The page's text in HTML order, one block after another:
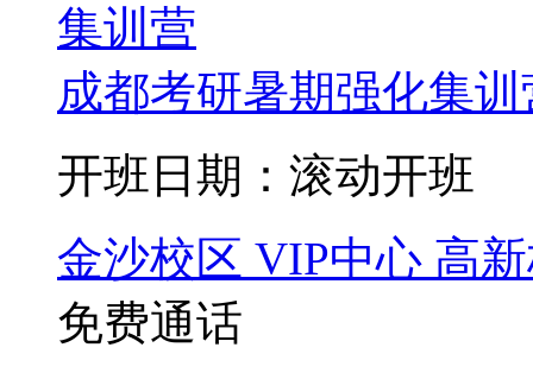
成都考研暑期强化集训
开班日期：滚动开班
金沙校区 VIP中心 高
免费通话